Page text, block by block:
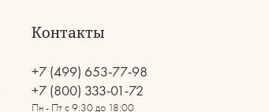
Контакты
+7 (499) 653-77-98
+7 (800) 333-01-72
Пн - Пт с 9:30 до 18:00